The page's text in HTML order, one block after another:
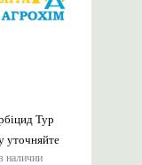
уточняйте
наличии
Тур